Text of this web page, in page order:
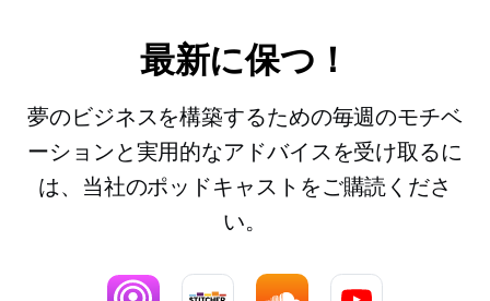
最新に保つ！
夢のビジネスを構築するための毎週のモチベ
ーションと実用的なアドバイスを受け取るに
は、当社のポッドキャストをご購読くださ
い。